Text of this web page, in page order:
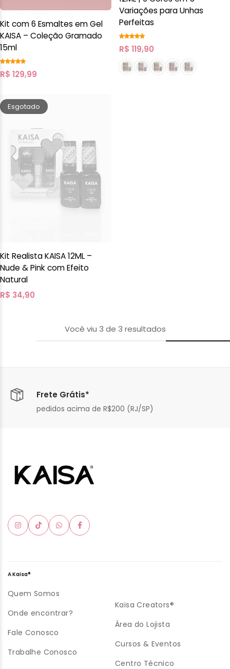
Kit com 6 Esmaltes em Gel
KAISA – Coleção Gramado
15ml
R$ 129,99
Variações para Unhas
Perfeitas
R$ 119,90
Esgotado
Kit Realista KAISA 12ML –
Nude & Pink com Efeito
Natural
R$ 34,90
Você viu 3 de 3 resultados
Frete Grátis*
pedidos acima de R$200 (RJ/SP)
A Kaisa®
Quem Somos
Onde encontrar?
Fale Conosco
Trabalhe Conosco
Kaisa Creators®
Área do Lojista
Cursos & Eventos
Centro Técnico